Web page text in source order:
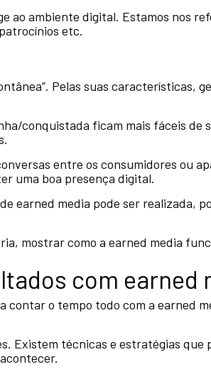
ao ambiente digital. Estamos nos
etc.
Pelas suas características,
conquistada ficam mais fáceis de
entre os consumidores ou
uma boa presença digital.
earned media pode ser realizada,
mostrar como a earned media
com earned
o tempo todo com a earned
Existem técnicas e estratégias que